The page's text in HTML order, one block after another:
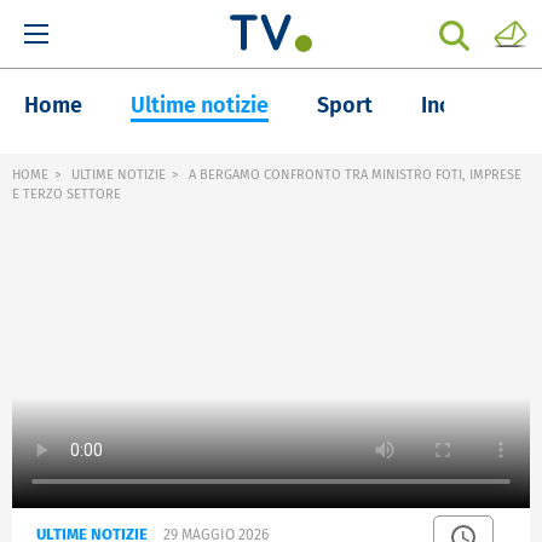
Home Ultime notizie Sport Inchieste
HOME ULTIME NOTIZIE
A BERGAMO CONFRONTO TRA MINISTRO FOTI, IMPRESE
E TERZO SETTORE
ULTIME NOTIZIE 29 MAGGIO 2026